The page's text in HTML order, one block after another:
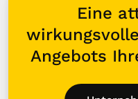
Eine
Angebots